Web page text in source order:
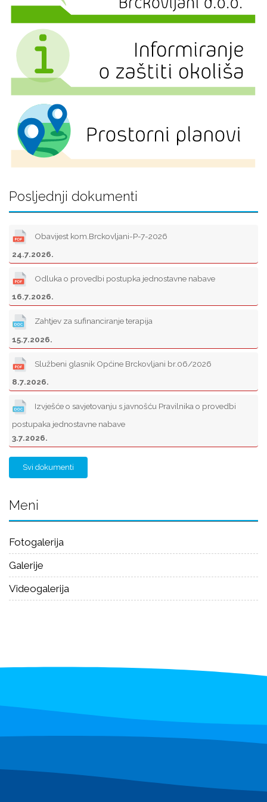
Posljednji dokumenti
Obavijest kom.Brckovljani-P-7-2026
24.7.2026.
Odluka o provedbi postupka jednostavne nabave
16.7.2026.
Zahtjev za sufinanciranje terapija
15.7.2026.
Službeni glasnik Općine Brckovljani br.06/2026
8.7.2026.
Izvješće o savjetovanju s javnošću Pravilnika o provedbi
postupaka jednostavne nabave
3.7.2026.
Svi dokumenti
Meni
Fotogalerija
Galerije
Videogalerija